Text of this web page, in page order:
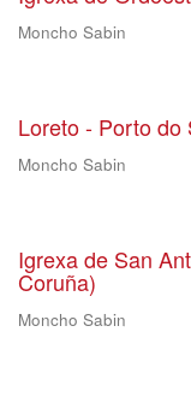
Moncho Sabin
Loreto - Porto do
Moncho Sabin
Igrexa de San
Coruña)
Moncho Sabin